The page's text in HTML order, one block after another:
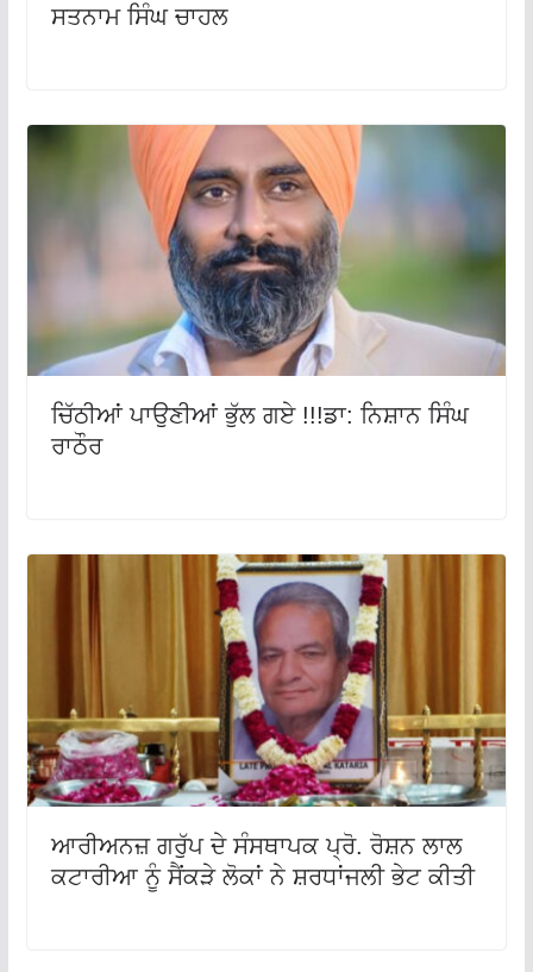
ਸਤਨਾਮ ਸਿੰਘ ਚਾਹਲ
ਚਿੱਠੀਆਂ ਪਾਉਣੀਆਂ ਭੁੱਲ ਗਏ !!!ਡਾ: ਨਿਸ਼ਾਨ ਸਿੰਘ
ਰਾਠੌਰ
ਆਰੀਅਨਜ਼ ਗਰੁੱਪ ਦੇ ਸੰਸਥਾਪਕ ਪ੍ਰੋ. ਰੋਸ਼ਨ ਲਾਲ
ਕਟਾਰੀਆ ਨੂੰ ਸੈਂਕੜੇ ਲੋਕਾਂ ਨੇ ਸ਼ਰਧਾਂਜਲੀ ਭੇਟ ਕੀਤੀ